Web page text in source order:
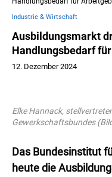
Industrie & Wirtschaft
Ausbildungsmarkt
Handlungsbedarf
12. Dezember 2024
Elke Hannack,
Gewerkschaftsbundes
Das Bundesinstitut
heute die